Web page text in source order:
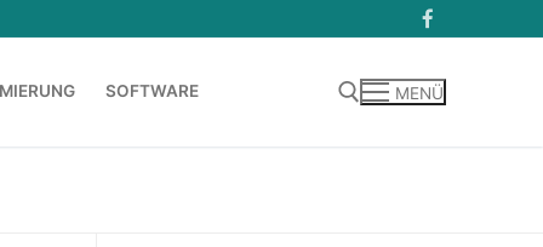
SOFTWARE MENÜ